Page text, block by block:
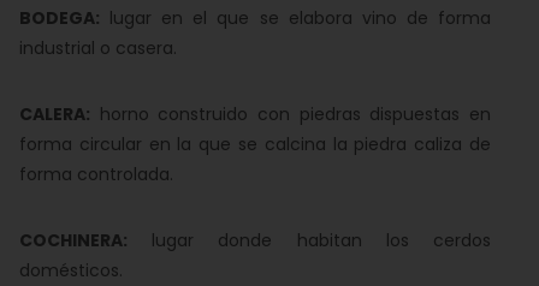
BODEGA: lugar en el que se elabora vino de forma
industrial o casera.
CALERA: horno construido con piedras dispuestas en
forma circular en la que se calcina la piedra caliza de
forma controlada.
COCHINERA: lugar donde habitan los cerdos
domésticos.